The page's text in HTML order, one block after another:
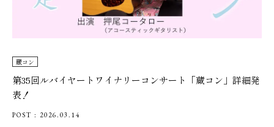
蔵コン
第35回ルバイヤートワイナリーコンサート「蔵コン」詳細発
表！
POST : 2026.03.14